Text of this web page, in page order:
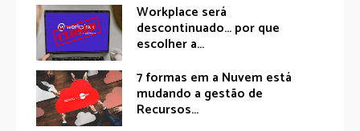
Workplace será
descontinuado… por que
escolher a...
7 formas em a Nuvem está
mudando a gestão de
Recursos...